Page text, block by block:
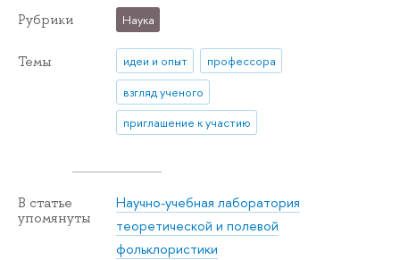
Рубрики Наука
Темы идеи и опыт
профессора
взгляд ученого
приглашение к участию
В статье
упомянуты
Научно-учебная лаборатория
теоретической и полевой
фольклористики